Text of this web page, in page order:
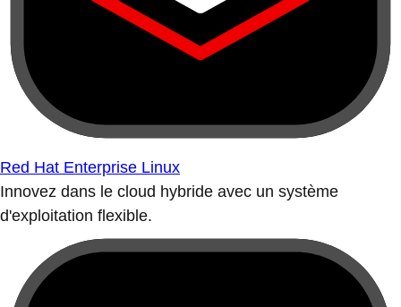
Red Hat Enterprise Linux
Innovez dans le cloud hybride avec un système
d'exploitation flexible.